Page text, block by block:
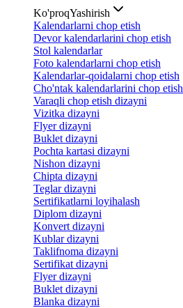
Ko'proqYashirish
Kalendarlarni chop etish
Devor kalendarlarini chop etish
Stol kalendarlar
Foto kalendarlarni chop etish
Kalendarlar-qoidalarni chop etish
Cho'ntak kalendarlarini chop etish
Varaqli chop etish dizayni
Vizitka dizayni
Flyer dizayni
Buklet dizayni
Pochta kartasi dizayni
Nishon dizayni
Chipta dizayni
Teglar dizayni
Sertifikatlarni loyihalash
Diplom dizayni
Konvert dizayni
Kublar dizayni
Taklifnoma dizayni
Sertifikat dizayni
Flyer dizayni
Buklet dizayni
Blanka dizayni